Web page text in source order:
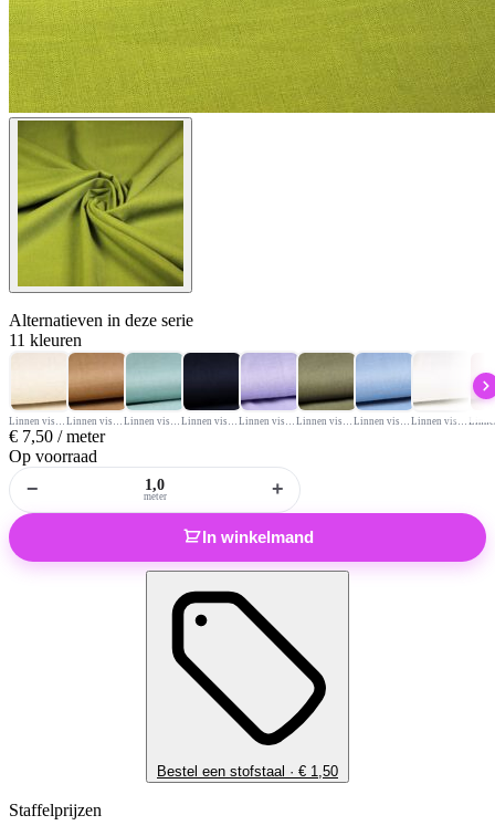
Alternatieven in deze serie
11 kleuren
€ 7,50 / meter
Op voorraad
− meter +
In winkelmand
Bestel een stofstaal · € 1,50
Staffelprijzen